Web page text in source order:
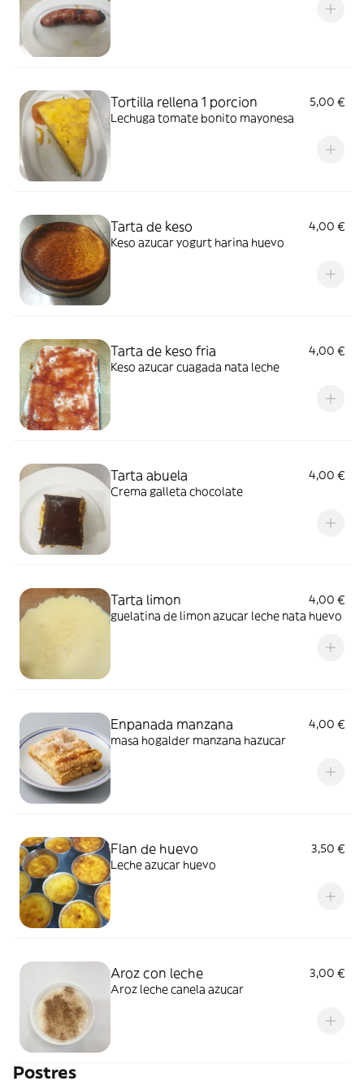
Tortilla rellena 1 porcion
5,00 €
Lechuga tomate bonito mayonesa
Tarta de keso
4,00 €
Keso azucar yogurt harina huevo
Tarta de keso fria
4,00 €
Keso azucar cuagada nata leche
Tarta abuela
4,00 €
Crema galleta chocolate
Tarta limon
4,00 €
guelatina de limon azucar leche nata huevo
Enpanada manzana
4,00 €
masa hogalder manzana hazucar
Flan de huevo
3,50 €
Leche azucar huevo
Aroz con leche
3,00 €
Aroz leche canela azucar
Postres